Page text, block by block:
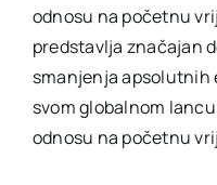
odnosu na početnu
predstavlja značajan
smanjenja apsolutnih
svom globalnom
odnosu na početnu